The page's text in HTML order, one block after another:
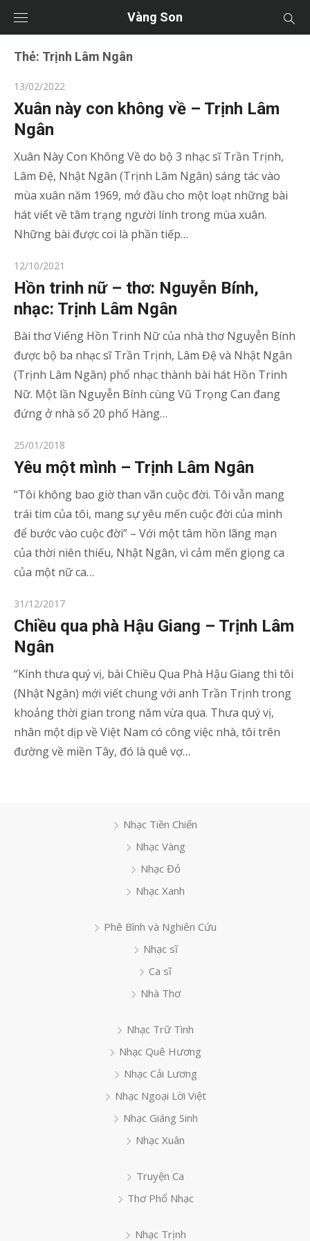
Vàng Son
Thẻ: Trịnh Lâm Ngân
Posted
on
13/02/2022
Xuân này con không về – Trịnh Lâm
Ngân
Xuân Này Con Không Về do bộ 3 nhạc sĩ Trần Trịnh,
Lâm Đệ, Nhật Ngân (Trịnh Lâm Ngân) sáng tác vào
mùa xuân năm 1969, mở đầu cho một loạt những bài
hát viết về tâm trạng người lính trong mùa xuân.
Những bài được coi là phần tiếp…
Posted
on
12/10/2021
Hồn trinh nữ – thơ: Nguyễn Bính,
nhạc: Trịnh Lâm Ngân
Bài thơ Viếng Hồn Trinh Nữ của nhà thơ Nguyễn Bính
được bộ ba nhạc sĩ Trần Trịnh, Lâm Đệ và Nhật Ngân
(Trịnh Lâm Ngân) phổ nhạc thành bài hát Hồn Trinh
Nữ. Một lần Nguyễn Bính cùng Vũ Trọng Can đang
đứng ở nhà số 20 phố Hàng…
Posted
on
25/01/2018
Yêu một mình – Trịnh Lâm Ngân
“Tôi không bao giờ than vãn cuộc đời. Tôi vẫn mang
trái tim của tôi, mang sự yêu mến cuộc đời của mình
để bước vào cuộc đời” – Với một tâm hồn lãng mạn
của thời niên thiếu, Nhật Ngân, vì cảm mến giọng ca
của một nữ ca…
Posted
on
31/12/2017
Chiều qua phà Hậu Giang – Trịnh Lâm
Ngân
“Kính thưa quý vị, bài Chiều Qua Phà Hậu Giang thì tôi
(Nhật Ngân) mới viết chung với anh Trần Trịnh trong
khoảng thời gian trong năm vừa qua. Thưa quý vị,
nhân một dịp về Việt Nam có công việc nhà, tôi trên
đường về miền Tây, đó là quê vợ…
Nhạc Tiền Chiến
Nhạc Vàng
Nhạc Đỏ
Nhạc Xanh
Phê Bình và Nghiên Cứu
Nhạc sĩ
Ca sĩ
Nhà Thơ
Nhạc Trữ Tình
Nhạc Quê Hương
Nhạc Cải Lương
Nhạc Ngoại Lời Việt
Nhạc Giáng Sinh
Nhạc Xuân
Truyện Ca
Thơ Phổ Nhạc
Nhạc Trịnh